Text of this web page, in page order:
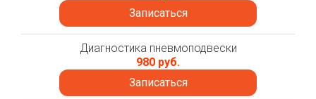
Записаться
Диагностика пневмоподвески
980 руб.
Записаться